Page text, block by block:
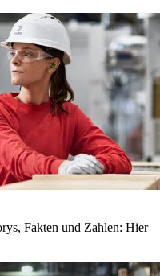
Fakten und Zahlen: Hier